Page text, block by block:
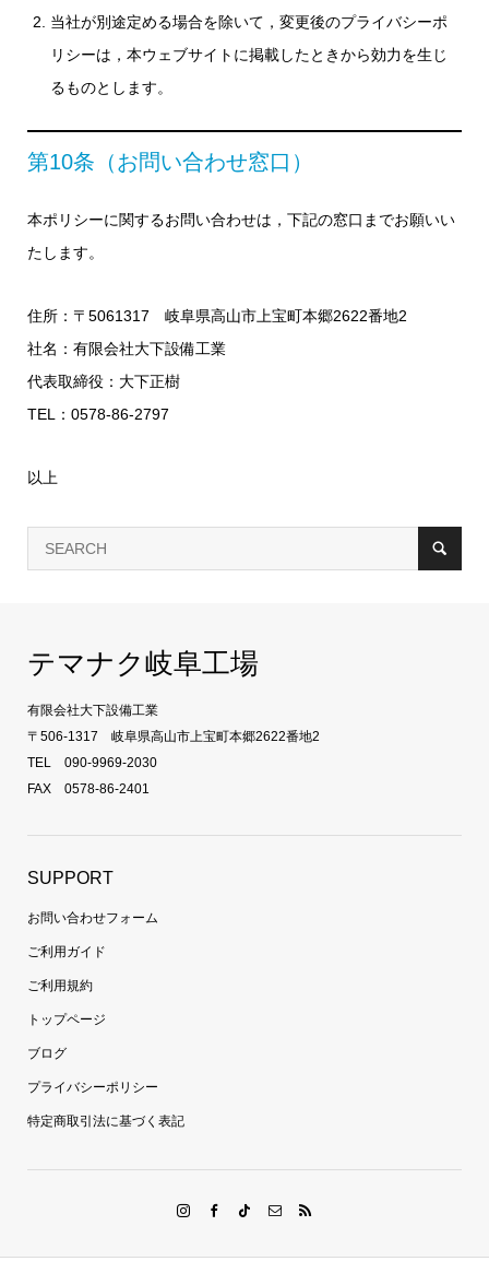
当社が別途定める場合を除いて，変更後のプライバシーポ
リシーは，本ウェブサイトに掲載したときから効力を生じ
るものとします。
第10条（お問い合わせ窓口）
本ポリシーに関するお問い合わせは，下記の窓口までお願いい
たします。
住所：〒5061317 岐阜県高山市上宝町本郷2622番地2
社名：有限会社大下設備工業
代表取締役：大下正樹
TEL：0578-86-2797
以上
テマナク岐阜工場
有限会社大下設備工業
〒506-1317 岐阜県高山市上宝町本郷2622番地2
TEL 090-9969-2030
FAX 0578-86-2401
SUPPORT
お問い合わせフォーム
ご利用ガイド
ご利用規約
トップページ
ブログ
プライバシーポリシー
特定商取引法に基づく表記